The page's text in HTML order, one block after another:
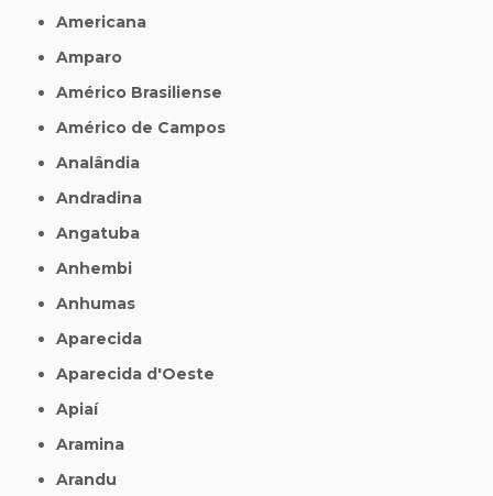
Americana
Amparo
Américo Brasiliense
Américo de Campos
Analândia
Andradina
Angatuba
Anhembi
Anhumas
Aparecida
Aparecida d'Oeste
Apiaí
Aramina
Arandu